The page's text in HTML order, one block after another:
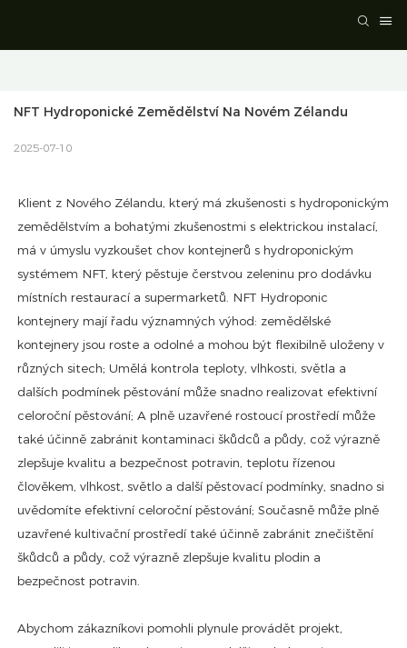
NFT Hydroponické Zemědělství Na Novém Zélandu
2025-07-10
Klient z Nového Zélandu, který má zkušenosti s hydroponickým
zemědělstvím a bohatými zkušenostmi s elektrickou instalací,
má v úmyslu vyzkoušet chov kontejnerů s hydroponickým
systémem NFT, který pěstuje čerstvou zeleninu pro dodávku
místních restaurací a supermarketů. NFT Hydroponic
kontejnery mají řadu významných výhod: zemědělské
kontejnery jsou roste a odolné a mohou být flexibilně uloženy v
různých sitech; Umělá kontrola teploty, vlhkosti, světla a
dalších podmínek pěstování může snadno realizovat efektivní
celoroční pěstování; A plně uzavřené rostoucí prostředí může
také účinně zabránit kontaminaci škůdců a půdy, což výrazně
zlepšuje kvalitu a bezpečnost potravin, teplotu řízenou
člověkem, vlhkost, světlo a další pěstovací podmínky, snadno si
uvědomíte efektivní celoroční pěstování; Současně může plně
uzavřené kultivační prostředí také účinně zabránit znečištění
škůdců a půdy, což výrazně zlepšuje kvalitu plodin a
bezpečnost potravin.
Abychom zákazníkovi pomohli plynule provádět projekt,